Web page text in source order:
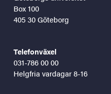
Box 100
405 30 Göteborg
Telefonväxel
031-786 00 00
Helgfria vardagar 8-16